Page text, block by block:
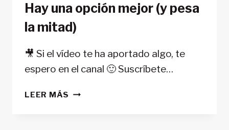
Hay una opción mejor (y pesa
la mitad)
🎥 Si el vídeo te ha aportado algo, te
espero en el canal 🙂 Suscríbete…
LEER MÁS ¿SACO